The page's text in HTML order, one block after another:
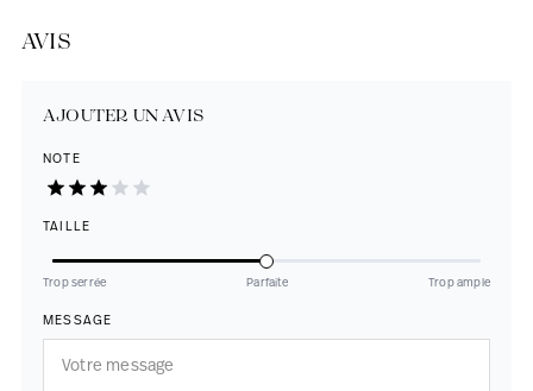
AVIS
AJOUTER UN AVIS
NOTE
TAILLE
Trop serrée Parfaite Trop ample
MESSAGE